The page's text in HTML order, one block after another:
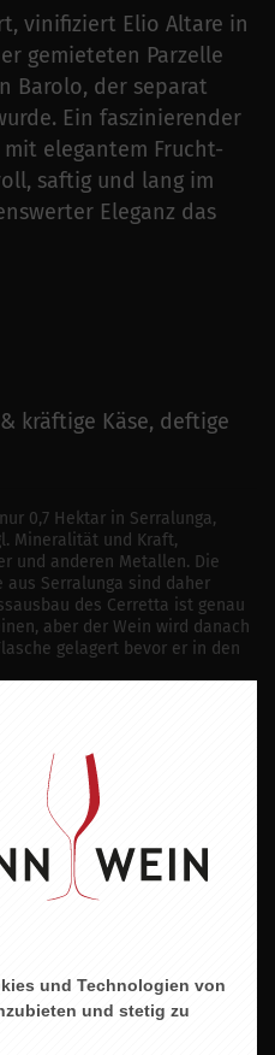
vinifiziert Elio Altare in
gemieteten Parzelle
Barolo, der separat
Ein faszinierender
elegantem Frucht-
saftig und lang im
Eleganz das
kräftige Käse, deftige
0,7 Hektar in Serralunga,
Mineralität und Kraft,
und anderen Metallen. Die
aus Serralunga sind daher
des Cerretta ist genau
aber der Wein wird danach
gelagert bevor er in den
und Technologien von
und stetig zu